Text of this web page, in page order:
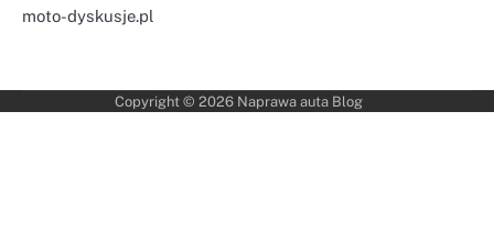
moto-dyskusje.pl
Copyright © 2026 Naprawa auta Blog